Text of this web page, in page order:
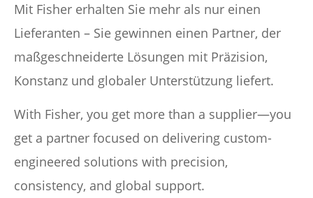
Mit Fisher erhalten Sie mehr als nur einen
Lieferanten – Sie gewinnen einen Partner, der
maßgeschneiderte Lösungen mit Präzision,
Konstanz und globaler Unterstützung liefert.
With Fisher, you get more than a supplier—you
get a partner focused on delivering custom-
engineered solutions with precision,
consistency, and global support.